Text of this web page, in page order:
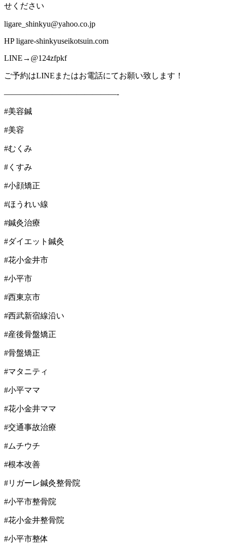
せください
ligare_shinkyu@yahoo.co.jp
HP ligare-shinkyuseikotsuin.com
LINE→@124zfpkf
ご予約はLINE またはお電話にてお願い致します！
——————————————-
#美容鍼
#美容
#むくみ
# くすみ
#小顔矯正
#ほうれい線
#鍼灸治療
#ダイエット鍼灸
#花小金井市
#小平市
#西東京市
#西武新宿線沿い
#産後骨盤矯正
#骨盤矯正
#マタニティ
#小平ママ
#花小金井ママ
#交通事故治療
#ムチウチ
#根本改善
#リガーレ鍼灸整骨院
#小平市整骨院
#花小金井整骨院
#小平市整体